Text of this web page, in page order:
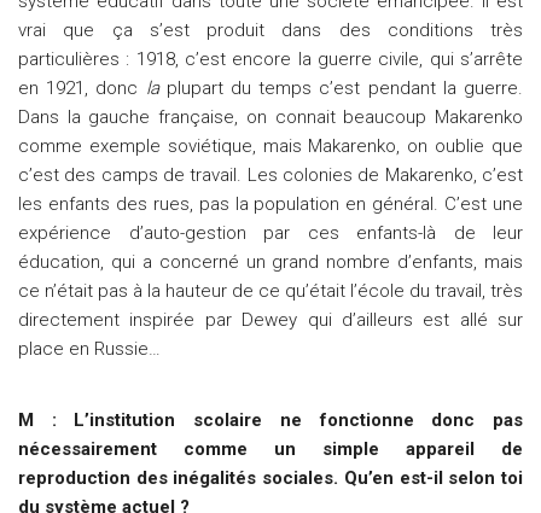
vrai que ça s’est produit dans des conditions très
particulières : 1918, c’est encore la guerre civile, qui s’arrête
en 1921, donc laplupart du temps c’est pendant la guerre.
Dans la gauche française, on connait beaucoup Makarenko
comme exemple soviétique, mais Makarenko, on oublie que
c’est des camps de travail. Les colonies de Makarenko, c’est
les enfants des rues, pas la population en général. C’est une
expérience d’auto-gestion par ces enfants-là de leur
éducation, qui a concerné un grand nombre d’enfants, mais
ce n’était pas à la hauteur de ce qu’était l’école du travail, très
directement inspirée par Dewey qui d’ailleurs est allé sur
place en Russie…
M : L’institution scolaire ne fonctionne donc pas
nécessairement comme un simple appareil de
reproduction des inégalités sociales. Qu’en est-il selon toi
du système actuel ?